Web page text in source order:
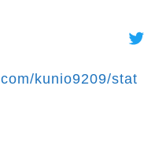
kunio9209/stat